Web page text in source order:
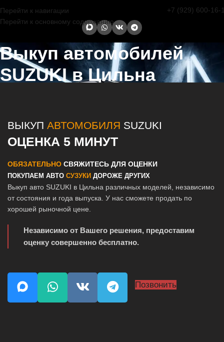
Перейти к навигации
Перейти к основному содержанию
+7 (929) 600-16-
Выкуп автомобилей
SUZUKI в Цильна
ВЫКУП АВТОМОБИЛЯ SUZUKI
ОЦЕНКА 5 МИНУТ
ОБЯЗАТЕЛЬНО СВЯЖИТЕСЬ ДЛЯ ОЦЕНКИ
ПОКУПАЕМ АВТО СУЗУКИ ДОРОЖЕ ДРУГИХ
Выкуп авто SUZUKI в Цильна различных моделей, независимо
от состояния и года выпуска. У нас сможете продать по
хорошей рыночной цене.
Независимо от Вашего решения, предоставим
оценку совершенно бесплатно.
Позвонить